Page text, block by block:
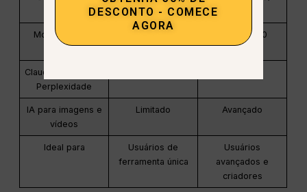
~€23
Modelos de IA
Mais de 100
modelos
Claude / Gêmeos /
Perplexidade
IA para imagens e
vídeos
Limitado Avançado
Ideal para
Usuários de
ferramenta única
Usuários
avançados e
criadores
DESCONTO - COMECE
AGORA